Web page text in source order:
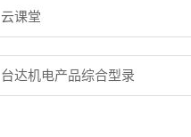
云课堂
台达机电产品综合型录